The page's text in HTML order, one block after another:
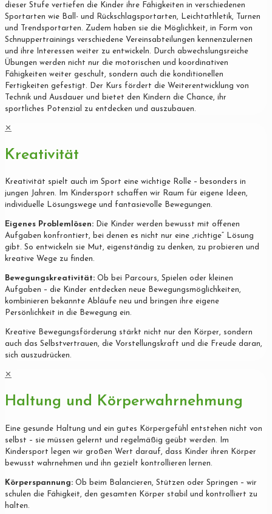
dieser Stufe vertiefen die Kinder ihre Fähigkeiten in verschiedenen
Sportarten wie Ball- und Rückschlagsportarten, Leichtathletik, Turnen
und Trendsportarten. Zudem haben sie die Möglichkeit, in Form von
Schnuppertrainings verschiedene Vereinsabteilungen kennenzulernen
und ihre Interessen weiter zu entwickeln. Durch abwechslungsreiche
Übungen werden nicht nur die motorischen und koordinativen
Fähigkeiten weiter geschult, sondern auch die konditionellen
Fertigkeiten gefestigt. Der Kurs fördert die Weiterentwicklung von
Technik und Ausdauer und bietet den Kindern die Chance, ihr
sportliches Potenzial zu entdecken und auszubauen.
✕
Kreativität
Kreativität spielt auch im Sport eine wichtige Rolle – besonders in
jungen Jahren. Im Kindersport schaffen wir Raum für eigene Ideen,
individuelle Lösungswege und fantasievolle Bewegungen.
Eigenes Problemlösen: Die Kinder werden bewusst mit offenen
Aufgaben konfrontiert, bei denen es nicht nur eine „richtige“ Lösung
gibt. So entwickeln sie Mut, eigenständig zu denken, zu probieren und
kreative Wege zu finden.
Bewegungskreativität: Ob bei Parcours, Spielen oder kleinen
Aufgaben – die Kinder entdecken neue Bewegungsmöglichkeiten,
kombinieren bekannte Abläufe neu und bringen ihre eigene
Persönlichkeit in die Bewegung ein.
Kreative Bewegungsförderung stärkt nicht nur den Körper, sondern
auch das Selbstvertrauen, die Vorstellungskraft und die Freude daran,
sich auszudrücken.
✕
Haltung und Körperwahrnehmung
Eine gesunde Haltung und ein gutes Körpergefühl entstehen nicht von
selbst – sie müssen gelernt und regelmäßig geübt werden. Im
Kindersport legen wir großen Wert darauf, dass Kinder ihren Körper
bewusst wahrnehmen und ihn gezielt kontrollieren lernen.
Körperspannung: Ob beim Balancieren, Stützen oder Springen – wir
schulen die Fähigkeit, den gesamten Körper stabil und kontrolliert zu
halten.